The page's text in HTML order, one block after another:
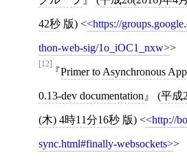
42秒 版) < https://
thon-web-sig/1o_iOC1_nxw >
[12]
Primer to Asynchronous
0.13-dev documentation (平成
(木) 4時11分16秒 版) < http://
sync.html#finally-websockets >